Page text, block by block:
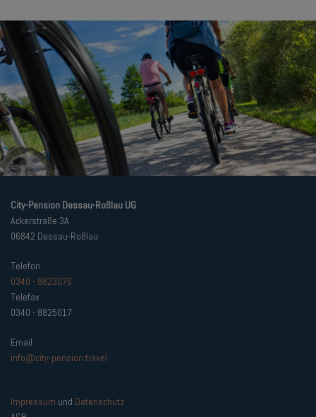
City-Pension Dessau-Roßlau UG
Ackerstraße 3A
06842 Dessau-Roßlau
Telefon
0340 - 8823076
Telefax
0340 - 8825017
Email
info@city-pension.travel
Impressum und Datenschutz